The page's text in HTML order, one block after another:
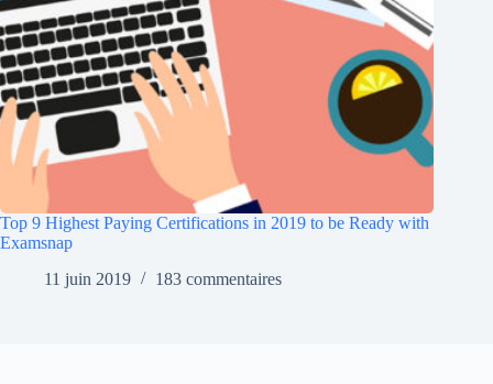
Top 9 Highest Paying Certifications in 2019 to be Ready with
Examsnap
11 juin 2019
183 commentaires